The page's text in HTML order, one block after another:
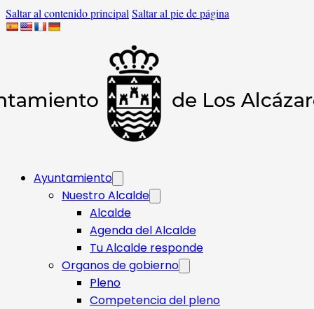
Saltar al contenido principal Saltar al pie de página
Ayuntamiento
Nuestro Alcalde
Alcalde
Agenda del Alcalde
Tu Alcalde responde​
Organos de gobierno
Pleno
Competencia del pleno